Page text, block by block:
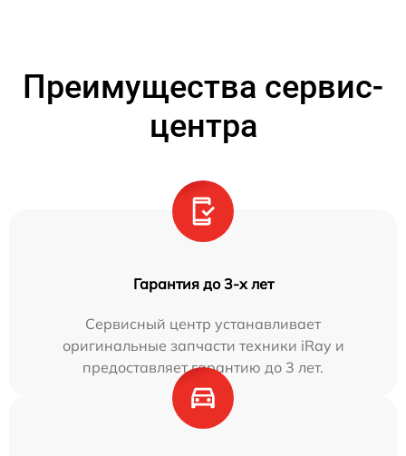
Преимущества сервис-
центра
Гарантия до 3-х лет
Сервисный центр устанавливает
оригинальные запчасти техники iRay и
предоставляет гарантию до 3 лет.